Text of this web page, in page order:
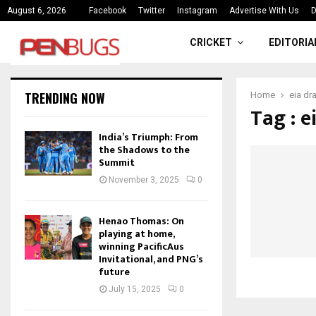
August 6, 2026 Facebook Twitter Instagram Advertise With Us
India’s Triumph: From the
CRICKET
Home eia
Tag :
TRENDING NOW
India’s Triumph: From
the Shadows to the
Summit
November 3, 2025 0
Henao Thomas: On
playing at home,
winning PacificAus
Invitational, and PNG’s
future
July 15, 2025 0